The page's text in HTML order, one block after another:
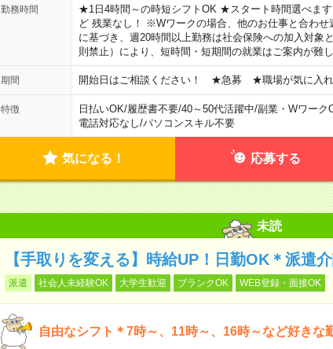
勤務時間
★1日4時間～の時短シフトOK ★スタート時間選べま
ど 残業なし！ ※Wワークの場合、他のお仕事と合わ
に基づき、週20時間以上勤務は社会保険への加入対
則禁止）により、短時間・短期間の就業はご案内が難
期間 開始日はご相談ください！ ★急募 ★職場が気に入れ
特徴 日払いOK/履歴書不要/40～50代活躍中/副業・Wワーク
電話対応なし/パソコンスキル不要
気になる！ 応募する
未読
【手取りを変える】時給UP！日勤OK＊派遣
派遣 社会人未経験OK 大学生歓迎 ブランクOK WEB登録・面接OK
自由なシフト＊7時～、11時～、16時～など好きな